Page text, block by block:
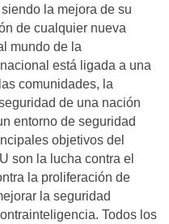
la mejora de su
de cualquier nueva
mundo de la
está ligada a una
comunidades, la
de una nación
entorno de seguridad
objetivos del
son la lucha contra el
la proliferación de
la seguridad
Todos los